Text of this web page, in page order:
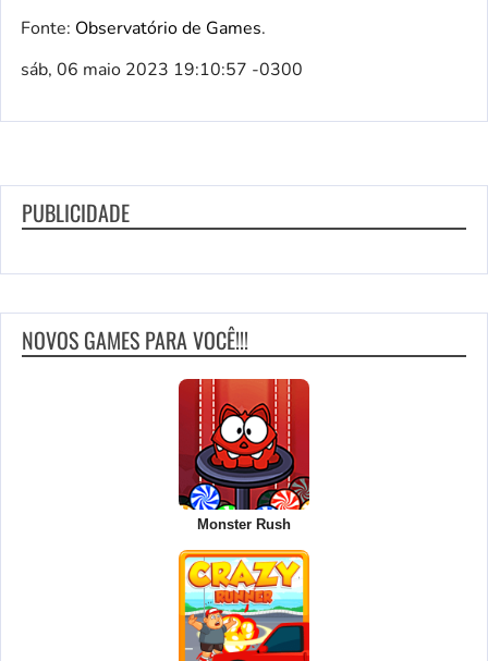
Fonte: Observatório de Games.
sáb, 06 maio 2023 19:10:57 -0300
PUBLICIDADE
NOVOS GAMES PARA VOCÊ!!!
Monster Rush